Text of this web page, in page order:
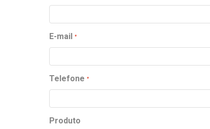
E-mail
Telefone
Produto